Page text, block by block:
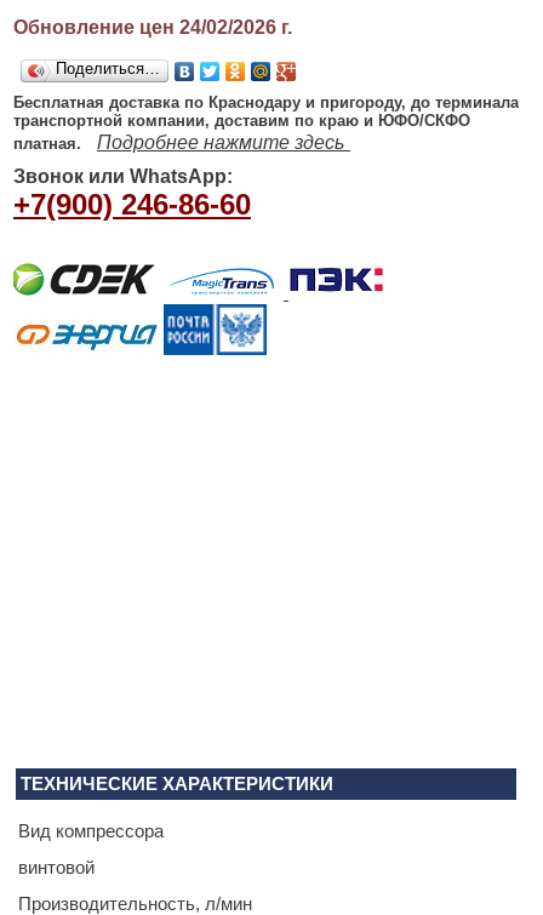
Обновление цен 24/02/2026г.
Поделиться…
Бесплатная доставка по Краснодару и пригороду, до терминала
транспортной компании, доставим по краю и ЮФО/СКФО
платная.
Подробнее нажмите здесь
Звонок или WhatsApp:
+7(900) 246-86-60
ТЕХНИЧЕСКИЕ ХАРАКТЕРИСТИКИ
Вид компрессора
винтовой
Производитель­ность, л/мин